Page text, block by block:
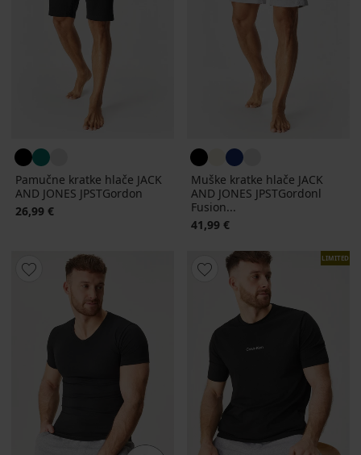
Pamučne kratke hlače JACK
AND JONES JPSTGordon
26,99 €
Muške kratke hlače JACK
AND JONES JPSTGordonl
Fusion...
41,99 €
LIMITED